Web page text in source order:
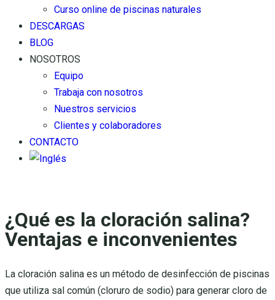
Curso online de piscinas naturales
DESCARGAS
BLOG
NOSOTROS
Equipo
Trabaja con nosotros
Nuestros servicios
Clientes y colaboradores
CONTACTO
¿Qué es la cloración salina?
Ventajas e inconvenientes
La cloración salina es un método de desinfección de piscinas
que utiliza sal común (cloruro de sodio) para generar cloro de